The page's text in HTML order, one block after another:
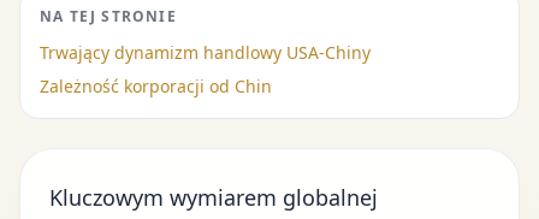
NA TEJ STRONIE
Trwający dynamizm handlowy USA-Chiny
Zależność korporacji od Chin
Kluczowym wymiarem globalnej